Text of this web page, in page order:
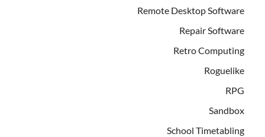
Remote Desktop Software
Repair Software
Retro Computing
Roguelike
Sandbox
School Timetabling